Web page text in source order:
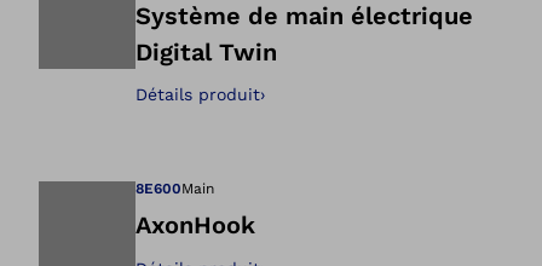
Ouvre l’image
Système de main électrique
Digital Twin
Détails produit›
8E600Main
AxonHook